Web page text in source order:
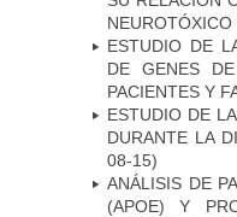
NEUROTÓXICO
ESTUDIO DE
DE GENES
PACIENTES Y
ESTUDIO DE
DURANTE LA
08-15)
ANÁLISIS DE
(APOE) Y